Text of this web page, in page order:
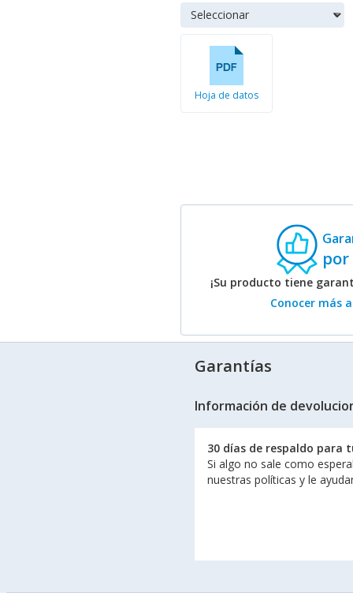
Hoja de datos
por
¡Su producto tiene
Conocer más
Garantías
Información de
30 días de respaldo para
Si algo no sale como
nuestras políticas y le